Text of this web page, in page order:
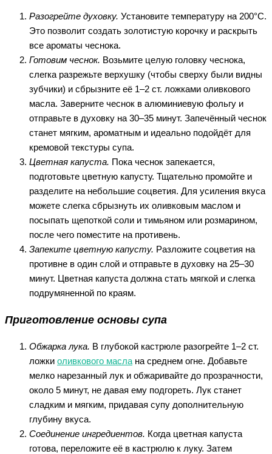
Разогрейте духовку. Установите температуру на 200°C.
Это позволит создать золотистую корочку и раскрыть
все ароматы чеснока.
Готовим чеснок. Возьмите целую головку чеснока,
слегка разрежьте верхушку (чтобы сверху были видны
зубчики) и сбрызните её 1–2 ст. ложками оливкового
масла. Заверните чеснок в алюминиевую фольгу и
отправьте в духовку на 30–35 минут. Запечённый чеснок
станет мягким, ароматным и идеально подойдёт для
кремовой текстуры супа.
Цветная капуста. Пока чеснок запекается,
подготовьте цветную капусту. Тщательно промойте и
разделите на небольшие соцветия. Для усиления вкуса
можете слегка сбрызнуть их оливковым маслом и
посыпать щепоткой соли и тимьяном или розмарином,
после чего поместите на противень.
Запеките цветную капусту. Разложите соцветия на
противне в один слой и отправьте в духовку на 25–30
минут. Цветная капуста должна стать мягкой и слегка
подрумяненной по краям.
Приготовление основы супа
Обжарка лука. В глубокой кастрюле разогрейте 1–2 ст.
ложки оливкового масла на среднем огне. Добавьте
мелко нарезанный лук и обжаривайте до прозрачности,
около 5 минут, не давая ему подгореть. Лук станет
сладким и мягким, придавая супу дополнительную
глубину вкуса.
Соединение ингредиентов. Когда цветная капуста
готова, переложите её в кастрюлю к луку. Затем